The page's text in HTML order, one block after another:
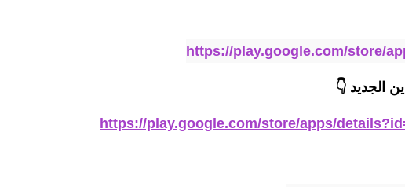
https://play.google.com/store/
الجديد 👇
https://play.google.com/store/apps/